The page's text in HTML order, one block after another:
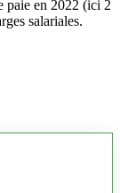
paie en 2022 (ici 2
salariales.